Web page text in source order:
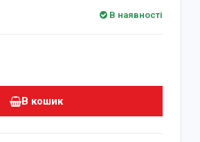
В наявності
В кошик